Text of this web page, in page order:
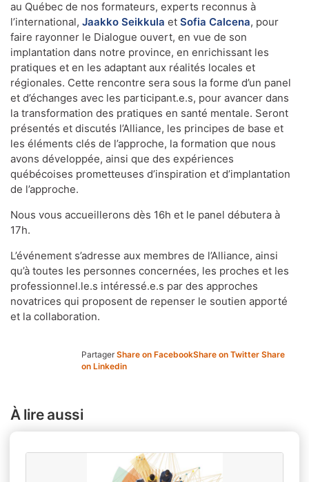
au Québec de nos formateurs, experts reconnus à
l’international, Jaakko Seikkula et Sofia Calcena, pour
faire rayonner le Dialogue ouvert, en vue de son
implantation dans notre province, en enrichissant les
pratiques et en les adaptant aux réalités locales et
régionales. Cette rencontre sera sous la forme d’un panel
et d’échanges avec les participant.e.s, pour avancer dans
la transformation des pratiques en santé mentale. Seront
présentés et discutés l’Alliance, les principes de base et
les éléments clés de l’approche, la formation que nous
avons développée, ainsi que des expériences
québécoises prometteuses d’inspiration et d’implantation
de l’approche.
Nous vous accueillerons dès 16h et le panel débutera à
17h.
L’événement s’adresse aux membres de l’Alliance, ainsi
qu’à toutes les personnes concernées, les proches et les
professionnel.le.s intéressé.e.s par des approches
novatrices qui proposent de repenser le soutien apporté
et la collaboration.
Partager Share on FacebookShare on Twitter Share
on Linkedin
À lire aussi